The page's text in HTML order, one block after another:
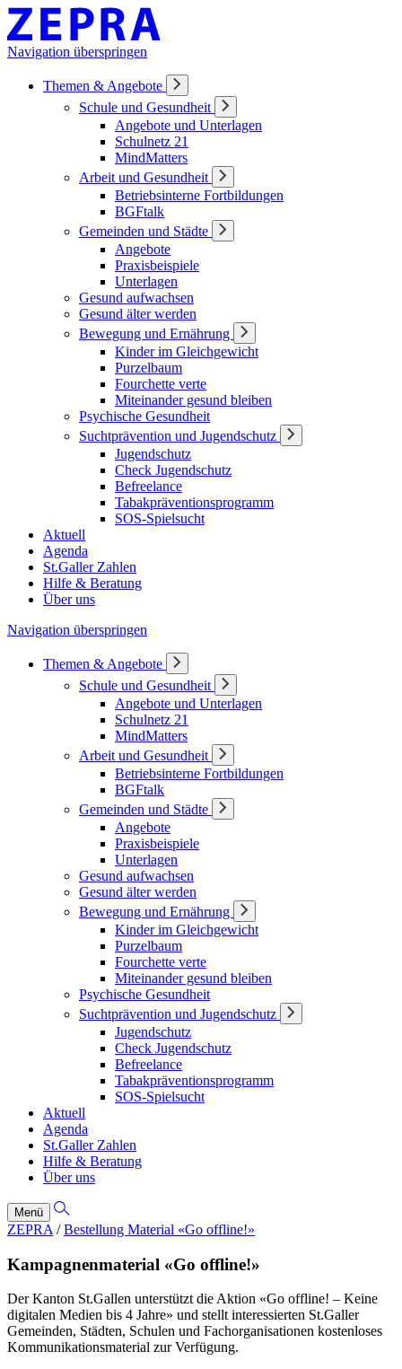
Navigation überspringen
Themen & Angebote
Schule und Gesundheit
Angebote und Unterlagen
Schulnetz 21
MindMatters
Arbeit und Gesundheit
Betriebsinterne Fortbildungen
BGFtalk
Gemeinden und Städte
Angebote
Praxisbeispiele
Unterlagen
Gesund aufwachsen
Gesund älter werden
Bewegung und Ernährung
Kinder im Gleichgewicht
Purzelbaum
Fourchette verte
Miteinander gesund bleiben
Psychische Gesundheit
Suchtprävention und Jugendschutz
Jugendschutz
Check Jugendschutz
Befreelance
Tabakpräventionsprogramm
SOS-Spielsucht
Aktuell
Agenda
St.Galler Zahlen
Hilfe & Beratung
Über uns
Navigation überspringen
Themen & Angebote
Schule und Gesundheit
Angebote und Unterlagen
Schulnetz 21
MindMatters
Arbeit und Gesundheit
Betriebsinterne Fortbildungen
BGFtalk
Gemeinden und Städte
Angebote
Praxisbeispiele
Unterlagen
Gesund aufwachsen
Gesund älter werden
Bewegung und Ernährung
Kinder im Gleichgewicht
Purzelbaum
Fourchette verte
Miteinander gesund bleiben
Psychische Gesundheit
Suchtprävention und Jugendschutz
Jugendschutz
Check Jugendschutz
Befreelance
Tabakpräventionsprogramm
SOS-Spielsucht
Aktuell
Agenda
St.Galler Zahlen
Hilfe & Beratung
Über uns
Menü
ZEPRA / Bestellung Material «Go offline!»
Kampagnen­material «Go offline!»
Der Kanton St.Gallen unterstützt die Aktion «Go offline! – Keine
digitalen Medien bis 4 Jahre» und stellt interessierten St.Galler
Gemeinden, Städten, Schulen und Fachorganisationen kostenloses
Kommunikationsmaterial zur Verfügung.